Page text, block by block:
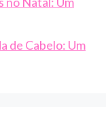
de Cabelo: Um